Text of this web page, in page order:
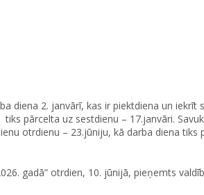
diena 2. janvārī, kas ir piektdiena un iekrīt
pārcelta uz sestdienu – 17.janvāri.
otrdienu – 23.jūniju, kā darba diena tiks
gadā” otrdien, 10. jūnijā, pieņemts